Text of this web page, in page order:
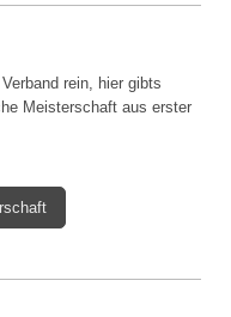
rein, hier gibts
Meisterschaft aus erster